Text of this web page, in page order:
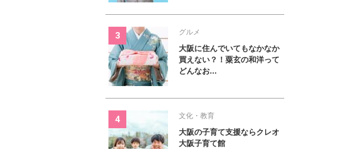
グルメ
大阪に住んでいてもなかなか
買えない？！粟玄の和洋って
どんなお...
文化・教育
大阪の子育て支援ならクレオ
大阪子育て館